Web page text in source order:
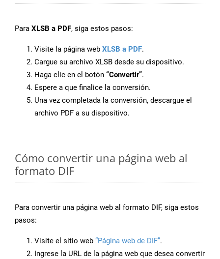
Para XLSB a PDF, siga estos pasos:
Visite la página web XLSB a PDF.
Cargue su archivo XLSB desde su dispositivo.
Haga clic en el botón “Convertir”.
Espere a que finalice la conversión.
Una vez completada la conversión, descargue el
archivo PDF a su dispositivo.
Cómo convertir una página web al
formato DIF
Para convertir una página web al formato DIF, siga estos
pasos:
Visite el sitio web “Página web de DIF”.
Ingrese la URL de la página web que desea convertir